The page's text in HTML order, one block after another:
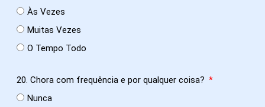
Às Vezes
Muitas Vezes
O Tempo Todo
20. Chora com frequência e por qualquer coisa?
Nunca